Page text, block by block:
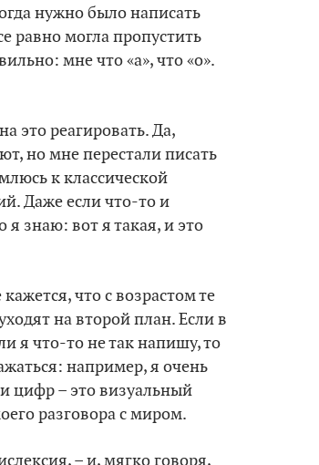
нужно было написать
равно могла пропустить
мне что «а», что «о».
это реагировать. Да,
но мне перестали писать
к классической
Даже если что-то и
я знаю: вот я такая, и это
что с возрастом те
на второй план. Если в
я что-то не так напишу, то
например, я очень
цифр – это визуальный
разговора с миром.
– и, мягко говоря,